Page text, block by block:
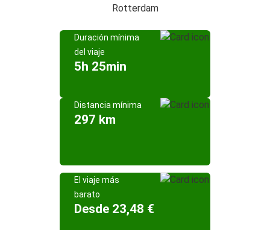
Rotterdam
Duración mínima
del viaje
5h 25min
Distancia mínima
297 km
El viaje más
barato
Desde 23,48 €